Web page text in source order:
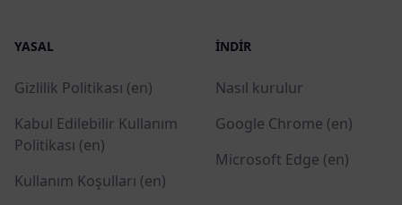
YASAL
Gizlilik Politikası (en)
Kabul Edilebilir Kullanım
Politikası (en)
Kullanım Koşulları (en)
İNDIR
Nasıl kurulur
Google Chrome (en)
Microsoft Edge (en)